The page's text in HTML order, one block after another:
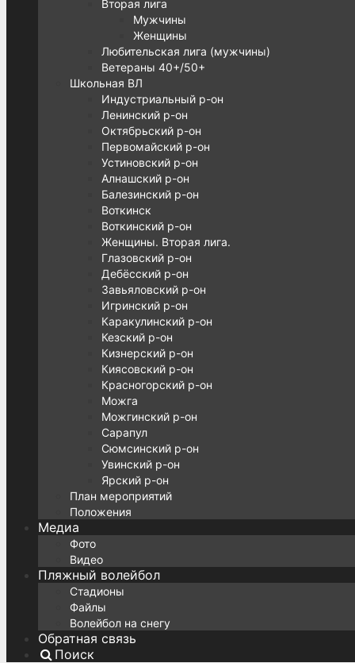
Вторая лига
Мужчины
Женщины
Любительская лига (мужчины)
Ветераны 40+/50+
Школьная ВЛ
Индустриальный р-он
Ленинский р-он
Октябрьский р-он
Первомайский р-он
Устиновский р-он
Алнашский р-он
Балезинский р-он
Воткинск
Воткинский р-он
Женщины. Вторая лига.
Глазовский р-он
Дебёсский р-он
Завьяловский р-он
Игринский р-он
Каракулинский р-он
Кезский р-он
Кизнерский р-он
Киясовский р-он
Красногорский р-он
Можга
Можгинский р-он
Сарапул
Сюмсинский р-он
Увинский р-он
Ярский р-он
План мероприятий
Положения
Медиа
Фото
Видео
Пляжный волейбол
Стадионы
Файлы
Волейбол на снегу
Обратная связь
Поиск